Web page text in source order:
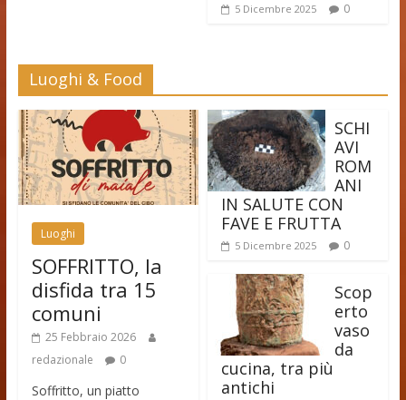
5 Dicembre 2025 0
Luoghi & Food
Luoghi
SOFFRITTO, la
disfida tra 15
comuni
25 Febbraio 2026
redazionale
0
Soffritto, un piatto
SCHI
AVI
ROM
ANI
IN SALUTE CON
FAVE E FRUTTA
5 Dicembre 2025 0
Scop
erto
vaso
da
cucina, tra più
antichi